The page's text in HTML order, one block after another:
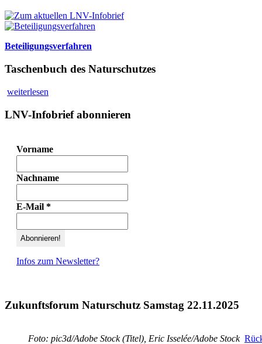
Beteiligungsverfahren
Taschenbuch des Naturschutzes
weiterlesen
LNV-Infobrief abonnieren
Vorname
Nachname
E-Mail *
Infos zum Newsletter?
Zukunftsforum Naturschutz Samstag 22.11.2025
Foto: pic3d/Adobe Stock (Titel), Eric Isselée/Adobe Stock